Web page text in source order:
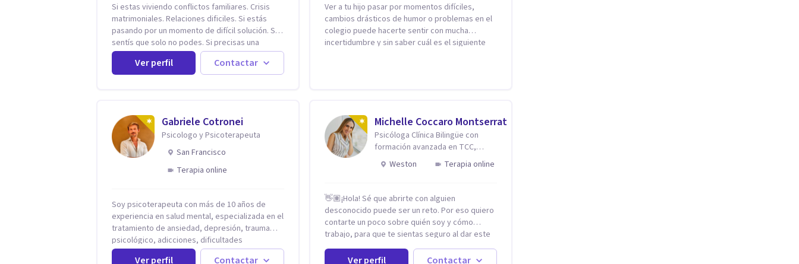
Si estas viviendo conflictos familiares. Crisis
matrimoniales. Relaciones dificiles. Si estás
pasando por un momento de difícil solución. Si
sentís que solo no podes. Si precisas una
escucha. Si consideras que estás bloqueado. Si
precisás comprensión. Si no logras definir
proyectos, objetivos, sueños, deseos. Si
intención es hacer algo con lo que te está
pasando. No dudes en comunicarte a fin de
comenzar a resolver la situación que está
generando esa angustia.
Ver perfil Contactar
Ver a tu hijo pasar por momentos difíciles,
cambios drásticos de humor o problemas en el
colegio puede hacerte sentir con mucha
incertidumbre y sin saber cuál es el siguiente
de herramientas prácticas y dinámicas
adaptadas a la edad de cada menor, dejando de
lado las etiquetas y los tecnicismos. Mi forma
de trabajar se centra en entender las
emociones que hay detrás del comportamiento,
fortaleciendo la comunicación entre ustedes.
Acompaño a niños y adolescentes que están
lidiando con la ansiedad, la timidez, la rebeldía o
dificultades escolares, así como a padres que
sin perder la paciencia ni el control. Si estás
Gabriele Cotronei
Psicologo y Psicoterapeuta
San Francisco
Terapia online
Soy psicoterapeuta con más de 10 años de
experiencia en salud mental, especializada en el
tratamiento de ansiedad, depresión, trauma
psicológico, adicciones, dificultades
identitarias y efectos de experiencias
Ver perfil Contactar
Michelle Coccaro Montserrat
Psicóloga Clínica Bilingüe con
formación avanzada en TCC,
Neurociencias e Inteligencia
Emocional.
Weston Terapia online
👋🏽¡Hola! Sé que abrirte con alguien
desconocido puede ser un reto. Por eso quiero
contarte un poco sobre quién soy y cómo
trabajo, para que te sientas seguro al dar este
paso. Soy psicóloga clínica bilingüe con más de
una década de experiencia. He dictado
Ver perfil Contactar